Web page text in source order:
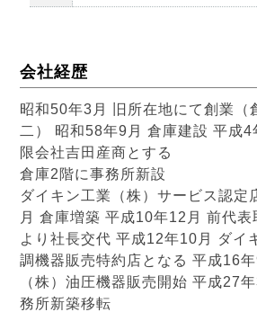
会社経歴
昭和50年3月 旧所在地にて創業
二） 昭和58年9月 倉庫建設 平成
限会社吉田産商とする
倉庫2階に事務所新設
ダイキン工業（株）サービス認定
月 倉庫増築 平成10年12月 前代表
より社長交代 平成12年10月 ダイ
調機器販売特約店となる 平成16
（株）油圧機器販売開始 平成27
務所新築移転